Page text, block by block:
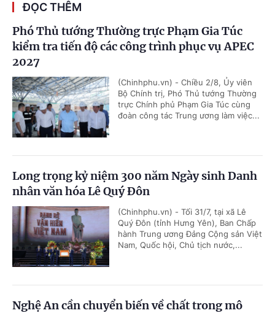
ĐỌC THÊM
Phó Thủ tướng Thường trực Phạm Gia Túc
kiểm tra tiến độ các công trình phục vụ APEC
2027
(Chinhphu.vn) - Chiều 2/8, Ủy viên
Bộ Chính trị, Phó Thủ tướng Thường
trực Chính phủ Phạm Gia Túc cùng
đoàn công tác Trung ương làm việc...
Long trọng kỷ niệm 300 năm Ngày sinh Danh
nhân văn hóa Lê Quý Đôn
(Chinhphu.vn) - Tối 31/7, tại xã Lê
Quý Đôn (tỉnh Hưng Yên), Ban Chấp
hành Trung ương Đảng Cộng sản Việt
Nam, Quốc hội, Chủ tịch nước,...
Nghệ An cần chuyển biến về chất trong mô